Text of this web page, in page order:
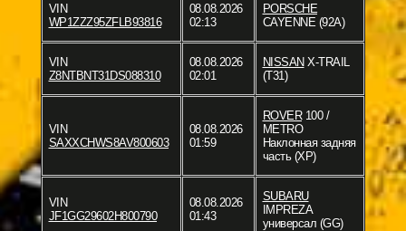
VIN
WP1ZZZ95ZFLB93816
08.08.2026
02:13
PORSCHE
CAYENNE (92A)
VIN
Z8NTBNT31DS088310
08.08.2026
02:01
NISSAN X-TRAIL
(T31)
VIN
SAXXCHWS8AV800603
08.08.2026
01:59
ROVER100 /
METRO
Наклонная задняя
часть (XP)
VIN
JF1GG29602H800790
08.08.2026
01:43
SUBARU
IMPREZA
универсал (GG)